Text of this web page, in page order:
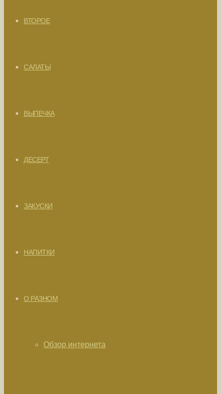
ВТОРОЕ
САЛАТЫ
ВЫПЕЧКА
ДЕСЕРТ
ЗАКУСКИ
НАПИТКИ
О РАЗНОМ
Обзор интернета